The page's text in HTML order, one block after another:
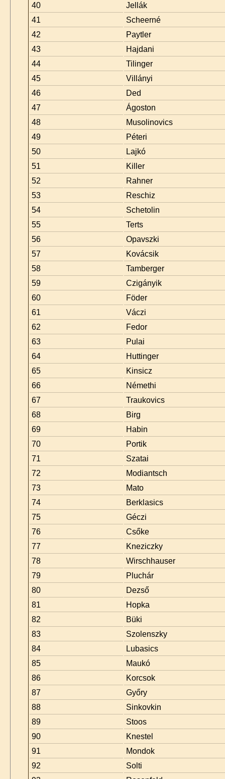
40
Jellák
41
Scheerné
42
Paytler
43
Hajdani
44
Tilinger
45
Villányi
46
Ded
47
Ágoston
48
Musolinovics
49
Péteri
50
Lajkó
51
Killer
52
Rahner
53
Reschiz
54
Schetolin
55
Terts
56
Opavszki
57
Kovácsik
58
Tamberger
59
Czigányik
60
Föder
61
Váczi
62
Fedor
63
Pulai
64
Huttinger
65
Kinsicz
66
Némethi
67
Traukovics
68
Birg
69
Habin
70
Portik
71
Szatai
72
Modiantsch
73
Mato
74
Berklasics
75
Géczi
76
Csőke
77
Kneziczky
78
Wirschhauser
79
Pluchár
80
Dezső
81
Hopka
82
Büki
83
Szolenszky
84
Lubasics
85
Maukó
86
Korcsok
87
Győry
88
Sinkovkin
89
Stoos
90
Knestel
91
Mondok
92
Solti